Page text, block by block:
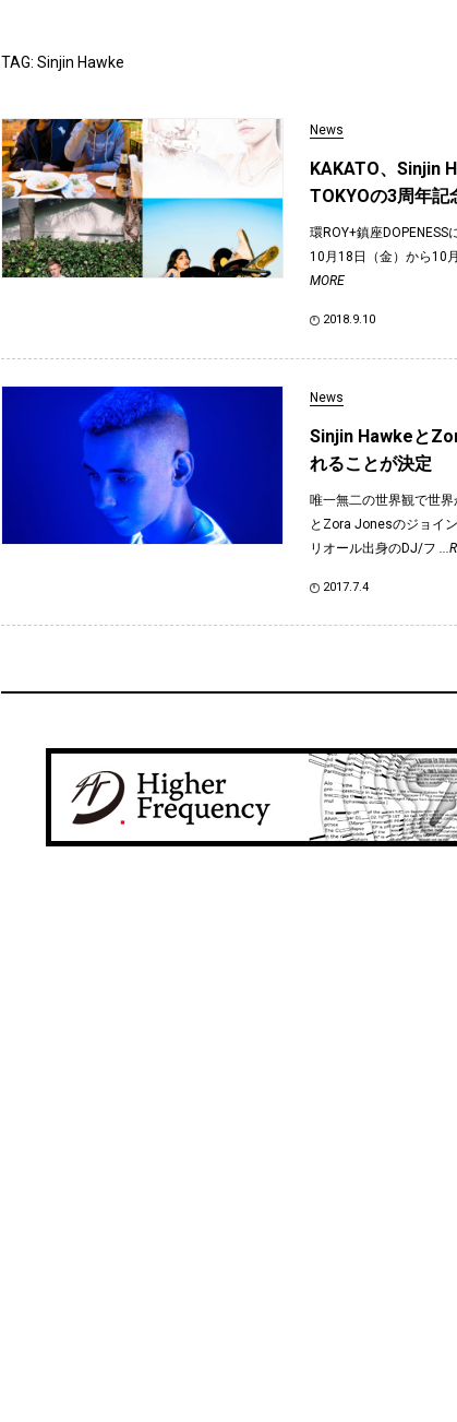
TAG: Sinjin Hawke
News
KAKATO、Sinjin
TOKYOの3周年記
環ROY+鎮座
10月18日（金）から10
MORE
2018.9.10
News
Sinjin Hawkeと
れることが決定
唯一無二の世界観で世
とZora Jonesのジョイ
リオール出身のDJ/フ
2017.7.4